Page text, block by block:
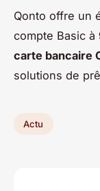
Qonto offre un
compte Basic à
carte bancaire
solutions de
Actu